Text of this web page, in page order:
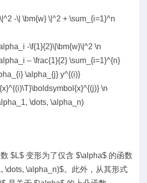
-\| \bm{w} \|^2 + \sum_{i=1}^n
-\f{1}{2}\|\bm{w}\|^2 \n
– \frac{1}{2} \sum_{i=1}^{n}
\alpha_{j} y^{(i)}
\n
\dots, \alpha_n)
$L$ 变形为了仅含 $\alpha$ 的函数
\dots, \alpha_n)$。此外，从其形式